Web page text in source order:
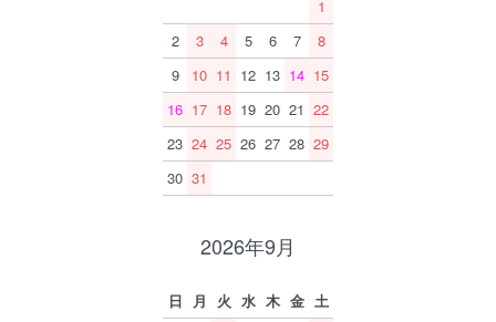
1
2
3 4 5 6 7
8
9
10 11 12 13 14 15
16 17 18 19 20 21 22
23 24 25 26 27 28 29
30 31
2026年9月
日 月 火 水 木 金 土